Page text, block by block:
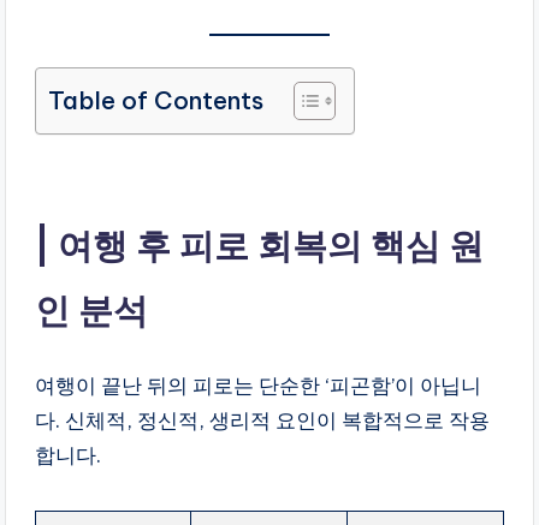
Table of Contents
여행 후 피로 회복의 핵심 원
인 분석
여행이 끝난 뒤의 피로는 단순한 ‘피곤함’이 아닙니
다. 신체적, 정신적, 생리적 요인이 복합적으로 작용
합니다.